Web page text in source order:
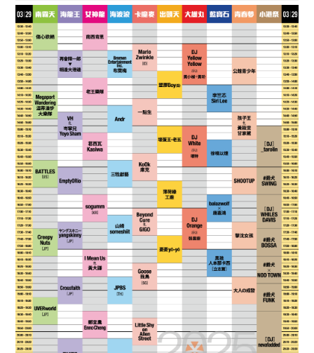
BLOG
MOVIE
GALLERY
RADIO
Q&A
ヤンスキ株式手帳
FC GOODS